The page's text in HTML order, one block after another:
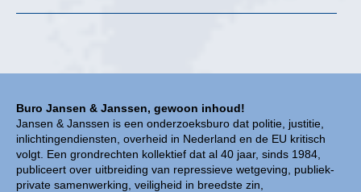
Buro Jansen & Janssen, gewoon inhoud!
Jansen & Janssen is een onderzoeksburo dat politie, justitie,
inlichtingendiensten, overheid in Nederland en de EU kritisch
volgt. Een grondrechten kollektief dat al 40 jaar, sinds 1984,
publiceert over uitbreiding van repressieve wetgeving, publiek-
private samenwerking, veiligheid in breedste zin,